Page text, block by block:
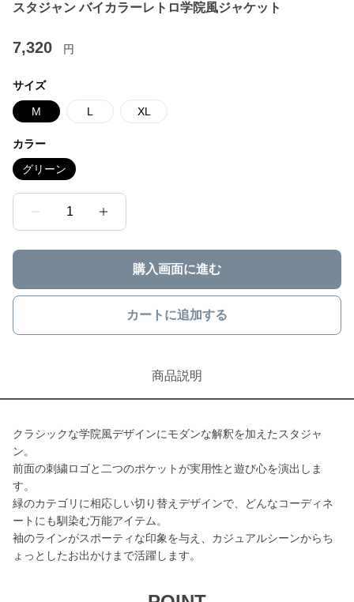
スタジャン バイカラーレトロ学院風ジャケット
7,320 円
サイズ
M L XL
カラー
グリーン
1
購入画面に進む
カートに追加する
商品説明
クラシックな学院風デザインにモダンな解釈を加えたスタジャ
ン。
前面の刺繍ロゴと二つのポケットが実用性と遊び心を演出しま
す。
緑のカテゴリに相応しい切り替えデザインで、どんなコーディネ
ートにも馴染む万能アイテム。
袖のラインがスポーティな印象を与え、カジュアルシーンからち
ょっとしたお出かけまで活躍します。